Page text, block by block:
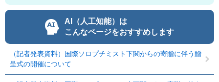
AI（人工知能）は
こんなページをおすすめします
（記者発表資料）国際ソロプチミスト下関からの寄贈に伴う贈
呈式の開催について